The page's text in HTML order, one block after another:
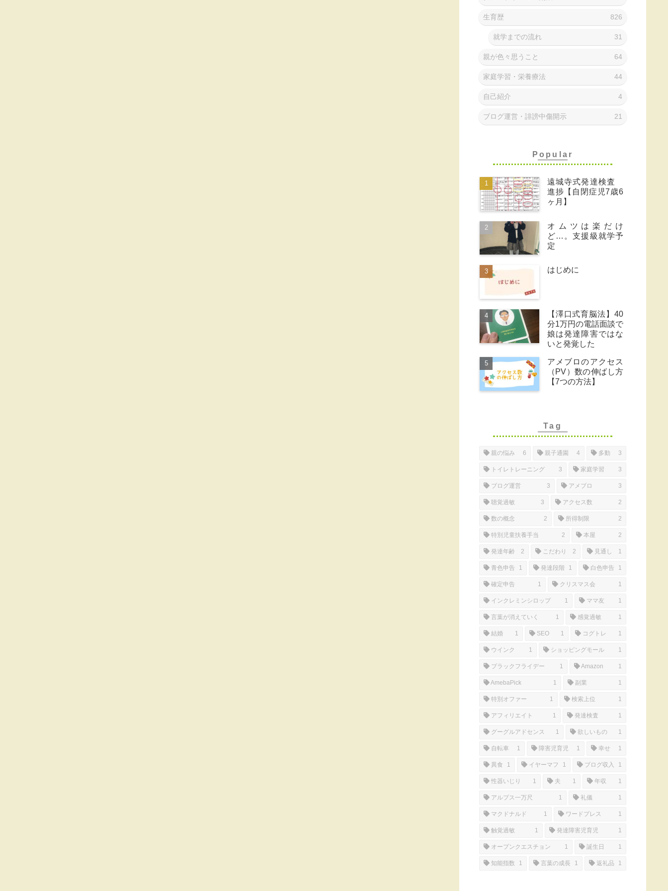
生育歴 826
就学までの流れ 31
親が色々思うこと 64
家庭学習・栄養療法 44
自己紹介 4
ブログ運営・誹謗中傷開示 21
Popular
遠城寺式発達検査
進捗【自閉症児7歳6
ヶ月】
オムツは楽だけ
ど…。支援級就学予
定
はじめに
【澤口式育脳法】40
分1万円の電話面談で
娘は発達障害ではな
いと発覚した
アメブロのアクセス
（PV）数の伸ばし方
【7つの方法】
Tag
親の悩み 6 親子通園 4 多動 3
トイレトレーニング 3 家庭学習 3
ブログ運営 3 アメブロ 3
聴覚過敏 3 アクセス数 2
数の概念 2 所得制限 2
特別児童扶養手当 2 本屋 2
発達年齢 2 こだわり 2 見通し 1
青色申告 1 発達段階 1 白色申告 1
確定申告 1 クリスマス会 1
インクレミンシロップ 1 ママ友 1
言葉が消えていく 1 感覚過敏 1
結婚 1 SEO 1 コグトレ 1
ウインク 1 ショッピングモール 1
ブラックフライデー 1 Amazon 1
AmebaPick 1 副業 1
特別オファー 1 検索上位 1
アフィリエイト 1 発達検査 1
グーグルアドセンス 1 欲しいもの 1
自転車 1 障害児育児 1 幸せ 1
異食 1 イヤーマフ 1 ブログ収入 1
性器いじり 1 夫 1 年収 1
アルプス一万尺 1 礼儀 1
マクドナルド 1 ワードプレス 1
触覚過敏 1 発達障害児育児 1
オープンクエスチョン 1 誕生日 1
知能指数 1 言葉の成長 1 返礼品 1